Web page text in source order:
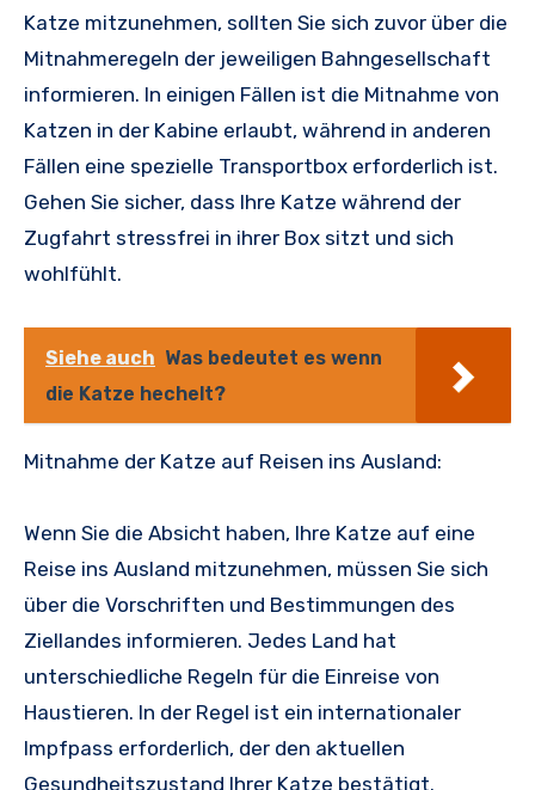
Katze mitzunehmen, sollten Sie sich zuvor über die
Mitnahmeregeln der jeweiligen Bahngesellschaft
informieren. In einigen Fällen ist die Mitnahme von
Katzen in der Kabine erlaubt, während in anderen
Fällen eine spezielle Transportbox erforderlich ist.
Gehen Sie sicher, dass Ihre Katze während der
Zugfahrt stressfrei in ihrer Box sitzt und sich
wohlfühlt.
Siehe auch Was bedeutet es wenn
die Katze hechelt?
Mitnahme der Katze auf Reisen ins Ausland:
Wenn Sie die Absicht haben, Ihre Katze auf eine
Reise ins Ausland mitzunehmen, müssen Sie sich
über die Vorschriften und Bestimmungen des
Ziellandes informieren. Jedes Land hat
unterschiedliche Regeln für die Einreise von
Haustieren. In der Regel ist ein internationaler
Impfpass erforderlich, der den aktuellen
Gesundheitszustand Ihrer Katze bestätigt.